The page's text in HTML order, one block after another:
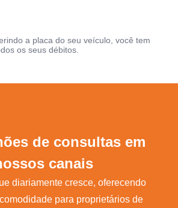
a placa do seu veículo, você tem
os seus débitos.
de consultas em
canais
diariamente cresce, oferecendo
para proprietários de